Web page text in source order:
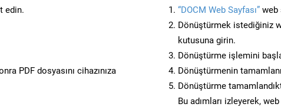
edin.
PDF dosyasını cihazınıza
“DOCM Web Sayfası” web
Dönüştürmek istediğiniz
kutusuna girin.
Dönüştürme işlemini
Dönüştürmenin
Dönüştürme
Bu adımları izleyerek,